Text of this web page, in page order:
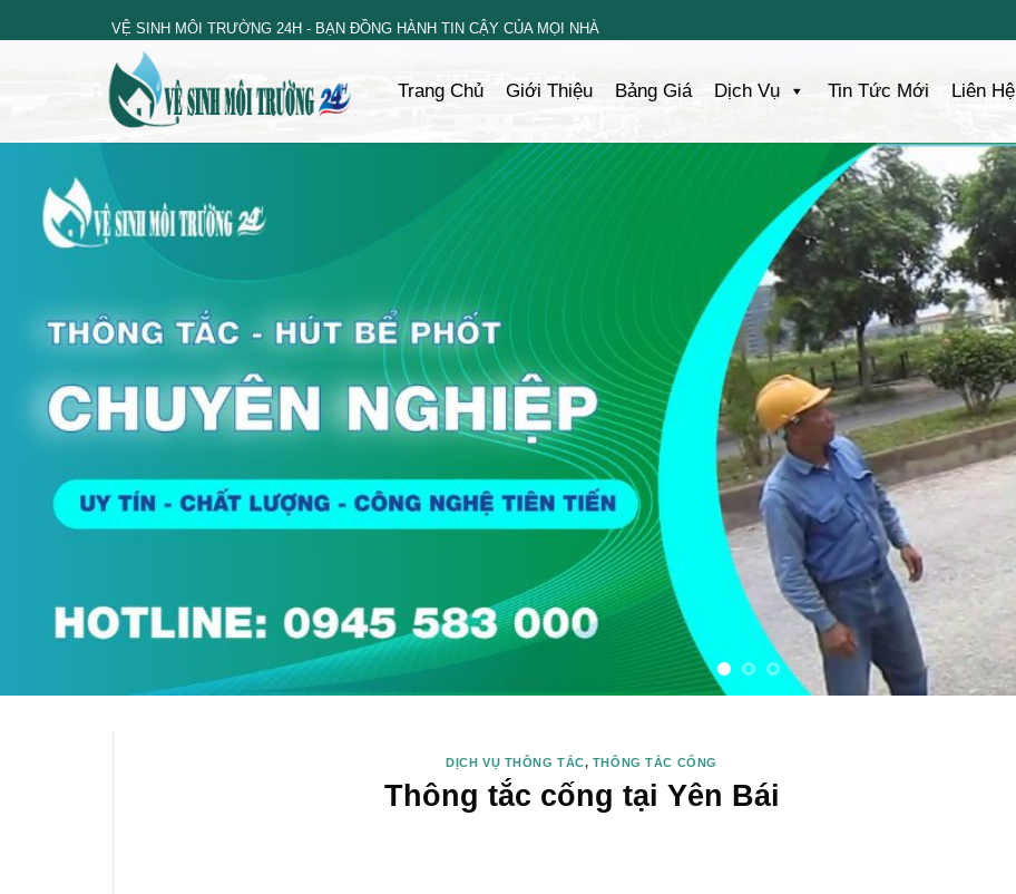
to
VỆ SINH MÔI TRƯỜNG 24H - BẠN ĐỒNG HÀNH TIN CẬY CỦA MỌI NHÀ
Trang Chủ Giới Thiệu Bảng Giá Dịch Vụ Tin Tức Mới Liên Hệ
DỊCH VỤ THÔNG TẮC, THÔNG TẮC CỐNG
Thông tắc cống tại Yên Bái